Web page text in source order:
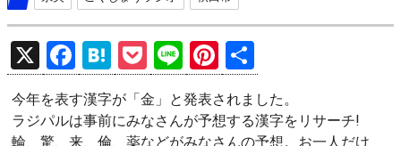
X
F
a
ce
H
at
e
P
o
ck
Li
n
e
Pi
nt
er
有
今年を表す漢字が「金」と発表されました。
ラジパルは事前にみなさんが予想する漢字をリサーチ!
輪、驚、来、倫、薬などがみなさんの予想。お一人だけ